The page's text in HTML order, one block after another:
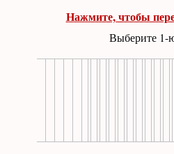
Нажмите, чтобы
Выберите 1-